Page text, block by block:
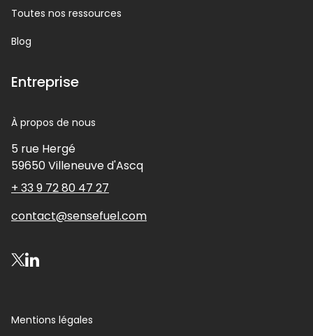
Toutes nos ressources
Blog
Entreprise
À propos de nous
5 rue Hergé
59650Villeneuve d'Ascq
+ 33 9 72 80 47 27
contact@sensefuel.com
Visitez notre compte X
Visitez notre compte LinkedIn
Mentions légales